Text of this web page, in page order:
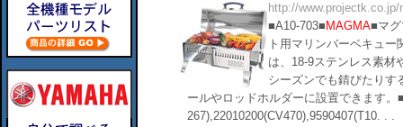
http://
■A10-703■ MAGMA■マ
ト用マリンバーベキュ
は、18-9ステンレス素材
シーズンでも錆びたりす
ールやロッドホルダーに設置できます
267),22010200(CV470),9590407(T10. . .